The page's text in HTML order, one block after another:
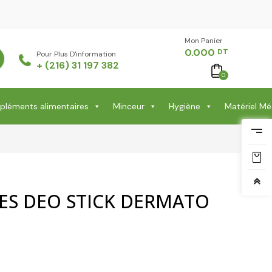
Pour Plus D'information
+ (216) 31 197 382
Mon Panier -
0.000 DT
0
alimentaires Minceur Hygiène Matériel
DEO STICK DERMATO